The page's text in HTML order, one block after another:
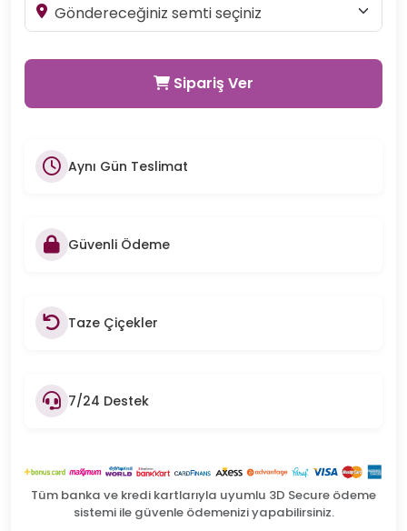
Sipariş Ver
Aynı Gün Teslimat
Güvenli Ödeme
Taze Çiçekler
7/24 Destek
Tüm banka ve kredi kartlarıyla uyumlu 3D Secure ödeme
sistemi ile güvenle ödemenizi yapabilirsiniz.